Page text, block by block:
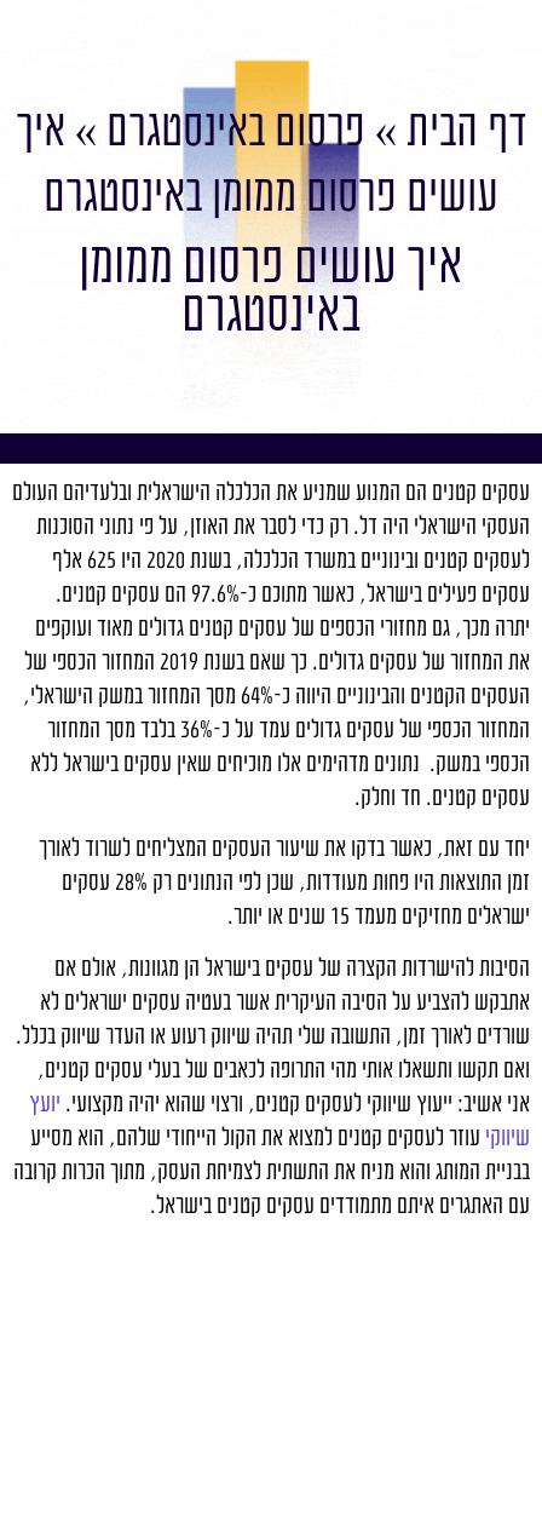
דף הבית » פרסום באינסטגרם » איך
עושים פרסום ממומן באינסטגרם
איך עושים פרסום ממומן
באינסטגרם
עסקים קטנים הם המנוע שמניע את הכלכלה הישראלית ובלעדיהם העולם
העסקי הישראלי היה דל. רק כדי לסבר את האוזן, על פי נתוני הסוכנות
לעסקים קטנים ובינוניים במשרד הכלכלה, בשנת 2020 היו 625 אלף
עסקים פעילים בישראל, כאשר מתוכם כ-97.6% הם עסקים קטנים.
יתרה מכך, גם מחזורי הכספים של עסקים קטנים גדולים מאוד ועוקפים
את המחזור של עסקים גדולים. כך שאם בשנת 2019 המחזור הכספי של
העסקים הקטנים והבינוניים היווה כ-64% מסך המחזור במשק הישראלי,
המחזור הכספי של עסקים גדולים עמד על כ-36% בלבד מסך המחזור
הכספי במשק. נתונים מדהימים אלו מוכיחים שאין עסקים בישראל ללא
עסקים קטנים. חד וחלק.
יחד עם זאת, כאשר בדקו את שיעור העסקים המצליחים לשרוד לאורך
זמן התוצאות היו פחות מעודדות, שכן לפי הנתונים רק 28% עסקים
ישראלים מחזיקים מעמד 15 שנים או יותר.
הסיבות להישרדות הקצרה של עסקים בישראל הן מגוונות, אולם אם
אתבקש להצביע על הסיבה העיקרית אשר בעטיה עסקים ישראלים לא
שורדים לאורך זמן, התשובה שלי תהיה שיווק רעוע או העדר שיווק בכלל.
ואם תקשו ותשאלו אותי מהי התרופה לכאבים של בעלי עסקים קטנים,
אני אשיב: ייעוץ שיווקי לעסקים קטנים, ורצוי שהוא יהיה מקצועי. יועץ
שיווקי עוזר לעסקים קטנים למצוא את הקול הייחודי שלהם, הוא מסייע
בבניית המותג והוא מניח את התשתית לצמיחת העסק, מתוך הכרות קרובה
עם האתגרים איתם מתמודדים עסקים קטנים בישראל.